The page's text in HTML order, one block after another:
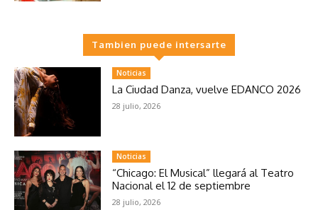
Tambien puede intersarte
Noticias
La Ciudad Danza, vuelve EDANCO 2026
28 julio, 2026
Noticias
“Chicago: El Musical” llegará al Teatro
Nacional el 12 de septiembre
28 julio, 2026